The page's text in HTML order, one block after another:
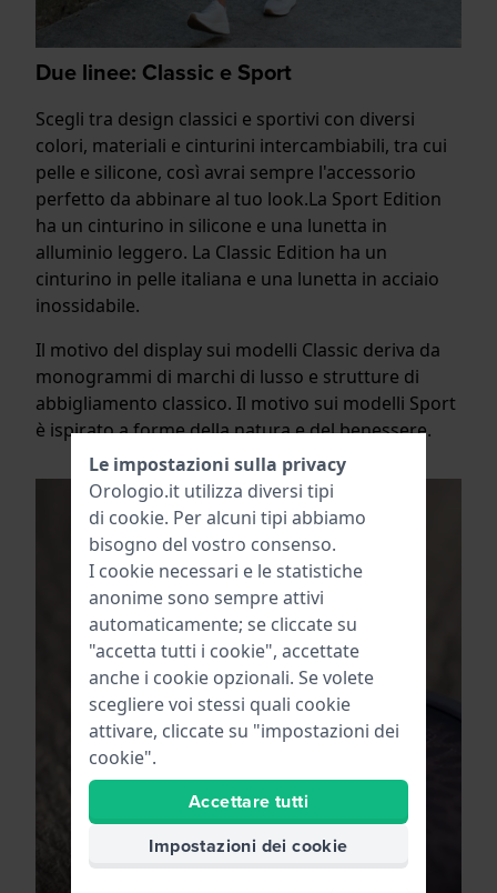
Due linee: Classic e Sport
Scegli tra design classici e sportivi con diversi
colori, materiali e cinturini intercambiabili, tra cui
pelle e silicone, così avrai sempre l'accessorio
perfetto da abbinare al tuo look.La Sport Edition
ha un cinturino in silicone e una lunetta in
alluminio leggero. La Classic Edition ha un
cinturino in pelle italiana e una lunetta in acciaio
inossidabile.
Il motivo del display sui modelli Classic deriva da
monogrammi di marchi di lusso e strutture di
abbigliamento classico. Il motivo sui modelli Sport
è ispirato a forme della natura e del benessere.
Le impostazioni sulla privacy
Orologio.it utilizza diversi tipi
di cookie. Per alcuni tipi abbiamo
bisogno del vostro consenso.
I cookie necessari e le statistiche
anonime sono sempre attivi
automaticamente; se cliccate su
"accetta tutti i cookie", accettate
anche i cookie opzionali. Se volete
scegliere voi stessi quali cookie
attivare, cliccate su "impostazioni dei
cookie".
Accettare tutti
Impostazioni dei cookie